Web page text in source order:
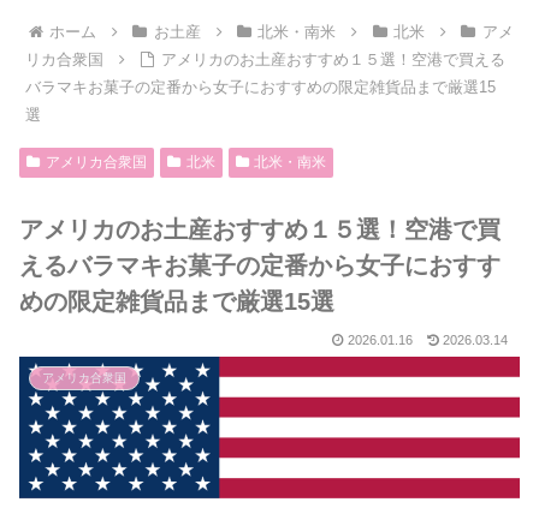
ホーム お土産 北米・南米 北米
アメ
リカ合衆国
アメリカのお土産おすすめ１５選！空港で買える
バラマキお菓子の定番から女子におすすめの限定雑貨品まで厳選15
選
アメリカ合衆国 北米 北米・南米
アメリカのお土産おすすめ１５選！空港で買
えるバラマキお菓子の定番から女子におすす
めの限定雑貨品まで厳選15選
2026.01.16 2026.03.14
アメリカ合衆国